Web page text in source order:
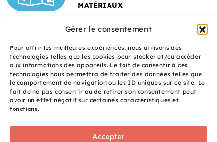
Gérer le consentement
Pour offrir les meilleures expériences, nous utilisons des
technologies telles que les cookies pour stocker et/ou accéder
aux informations des appareils. Le fait de consentir à ces
technologies nous permettra de traiter des données telles que
le comportement de navigation ou les ID uniques sur ce site. Le
fait de ne pas consentir ou de retirer son consentement peut
avoir un effet négatif sur certaines caractéristiques et
fonctions.
Accepter
MATÉRIAUX
Un site réalisé avec